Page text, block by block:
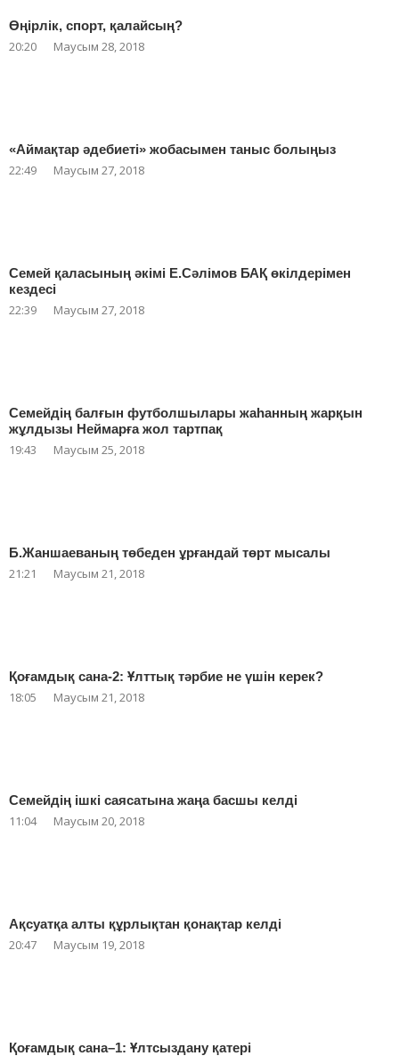
Өңірлік, спорт, қалайсың?
20:20 Маусым 28, 2018
«Аймақтар әдебиеті» жобасымен таныс болыңыз
22:49 Маусым 27, 2018
Семей қаласының әкімі Е.Сәлімов БАҚ өкілдерімен
кездесі
22:39 Маусым 27, 2018
Семейдің балғын футболшылары жаһанның жарқын
жұлдызы Неймарға жол тартпақ
19:43 Маусым 25, 2018
Б.Жаншаеваның төбеден ұрғандай төрт мысалы
21:21 Маусым 21, 2018
Қоғамдық сана-2: Ұлттық тәрбие не үшін керек?
18:05 Маусым 21, 2018
Семейдің ішкі саясатына жаңа басшы келді
11:04 Маусым 20, 2018
Ақсуатқа алты құрлықтан қонақтар келді
20:47 Маусым 19, 2018
Қоғамдық сана–1: Ұлтсыздану қатері